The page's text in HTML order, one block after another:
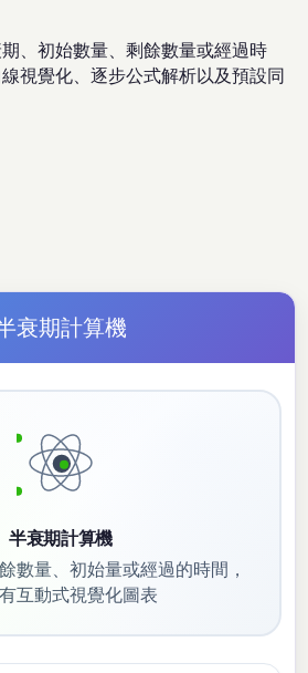
、初始數量、剩餘數量或經過時
視覺化、逐步公式解析以及預設同
衰期計算機
半衰期計算機
數量、初始量或經過的時間，
互動式視覺化圖表